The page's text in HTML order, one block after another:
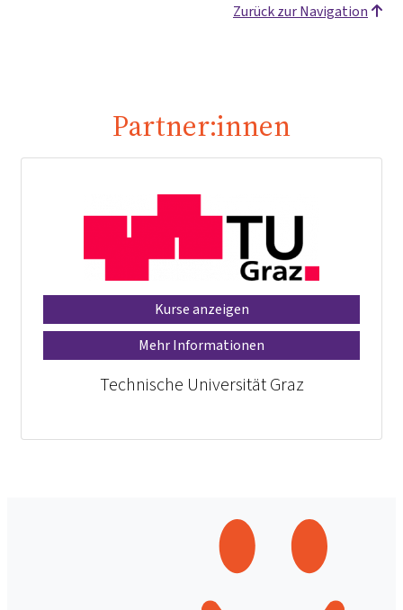
Zurück zur Navigation
Partner:innen
Kurse anzeigen
Mehr Informationen
Technische Universität Graz